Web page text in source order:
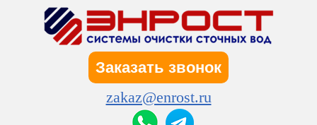
Заказать звонок
zakaz@enrost.ru